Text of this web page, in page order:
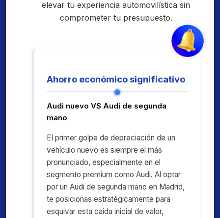
elevar tu experiencia automovilística sin
comprometer tu presupuesto.
Ahorro económico significativo
Audi nuevo VS Audi de segunda
mano
El primer golpe de depreciación de un
vehículo nuevo es siempre el más
pronunciado, especialmente en el
segmento premium como Audi. Al optar
por un Audi de segunda mano en Madrid,
te posicionas estratégicamente para
esquivar esta caída inicial de valor,